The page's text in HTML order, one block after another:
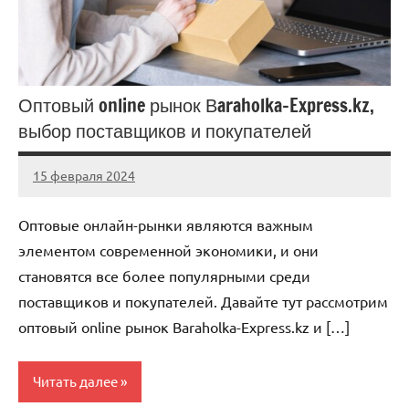
Оптовый online рынок Вaraholka-Express.kz,
выбор поставщиков и покупателей
15 февраля 2024
Avtor
Нет
Оптовые онлайн-рынки являются важным
элементом современной экономики, и они
становятся все более популярными среди
поставщиков и покупателей. Давайте тут рассмотрим
оптовый online рынок Вaraholka-Express.kz и […]
Читать далее